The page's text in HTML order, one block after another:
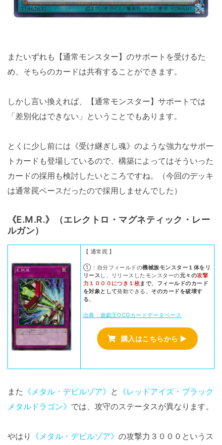
またいずれも【通常モンスター】のサポートを受けるた
め、そちらのカードは共有することができます。
しかし言い換えれば、【通常モンスター】サポートでは
「差別化はできない」ということでもあります。
とくに少し前には《受け継ぎし魂》のような強力なサポー
トカードも登場しているので、構築によってはそういった
カードの採用も検討したいところですね。（今回のデッキ
は通常罠ベースだったので採用しませんでした）
《E.M.R.》（エレクトロ・マグネティック・レー
ルガン）
【 通常罠 】
①：自分フィールドの機械族モンスター１体をリ
リース し、リリースしたモンスターの元々の攻撃
力１０００につき１枚まで、フィールドのカード
を対象として発動できる。 そのカードを破壊す
る。
出典：遊戯王OCGカードデータベース
購入はこちらから ▶
また 《メタル・デビルゾア》 と 《レッドアイズ・ブラック
メタルドラゴン》 では、攻守のステータスが異なります。
やはり 《メタル・デビルゾア》 の攻撃力３０００というス